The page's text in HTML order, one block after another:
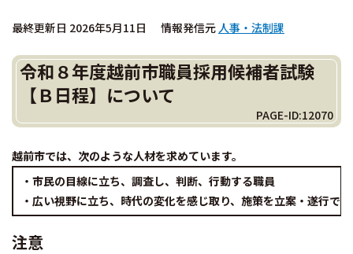
最終更新日 2026年5月11日 情報発信元人事・法制課
令和８年度越前市職員採用候補者試験
【Ｂ日程】について
PAGE-ID:12070
越前市では、次のような人材を求めています。
・市民の目線に立ち、調査し、判断、行動する職員
・広い視野に立ち、時代の変化を感じ取り、施策を立案・遂行で
注意